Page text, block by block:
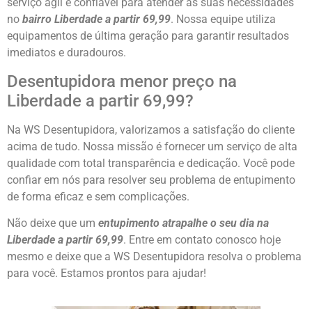
serviço ágil e confiável para atender às suas necessidades
no bairro Liberdade a partir 69,99. Nossa equipe utiliza
equipamentos de última geração para garantir resultados
imediatos e duradouros.
Desentupidora menor preço na
Liberdade a partir 69,99?
Na WS Desentupidora, valorizamos a satisfação do cliente
acima de tudo. Nossa missão é fornecer um serviço de alta
qualidade com total transparência e dedicação. Você pode
confiar em nós para resolver seu problema de entupimento
de forma eficaz e sem complicações.
Não deixe que um entupimento atrapalhe o seu dia na
Liberdade a partir 69,99. Entre em contato conosco hoje
mesmo e deixe que a WS Desentupidora resolva o problema
para você. Estamos prontos para ajudar!